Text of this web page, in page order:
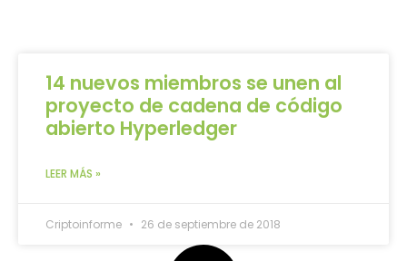
14 nuevos miembros se unen al
proyecto de cadena de código
abierto Hyperledger
LEER MÁS »
Criptoinforme 26 de septiembre de 2018